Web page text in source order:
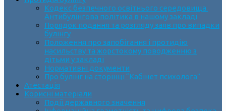
Кодекс безпечного освітнього середовища.
Антибулінгова політика в нашому закладі
Порядок подання та розгляду заяв про випадки
булінгу
Положення про запобігання і протидію
насильству та жорстокому поводженню з
дітьми у закладі
Нормативні документи
Про булінг на сторінці “Кабінет психолога”
Атестація
Корисні матеріали
Події державного значення